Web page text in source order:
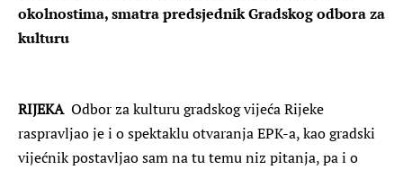
okolnostima, smatra predsjednik Gradskog odbora za
kulturu
RIJEKAOdbor za kulturu gradskog vijeća Rijeke
raspravljao je i o spektaklu otvaranja EPK-a, kao gradski
vijećnik postavljao sam na tu temu niz pitanja, pa i o